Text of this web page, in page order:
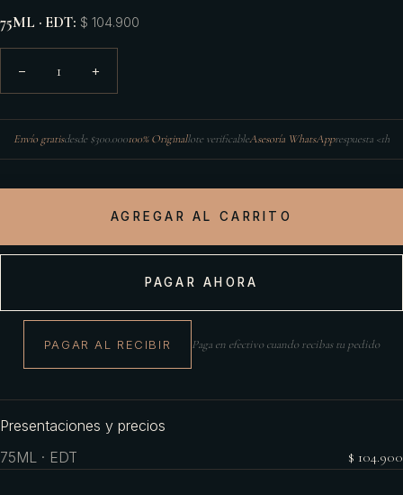
75ML · EDT: $ 104.900
− 1 +
Envío gratisdesde $300.000100% Originallote verificableAsesoría WhatsApprespuesta <1h
AGREGAR AL CARRITO
PAGAR AHORA
PAGAR AL RECIBIR Paga en efectivo cuando recibas tu pedido
Presentaciones y precios
75ML · EDT
$ 104.900